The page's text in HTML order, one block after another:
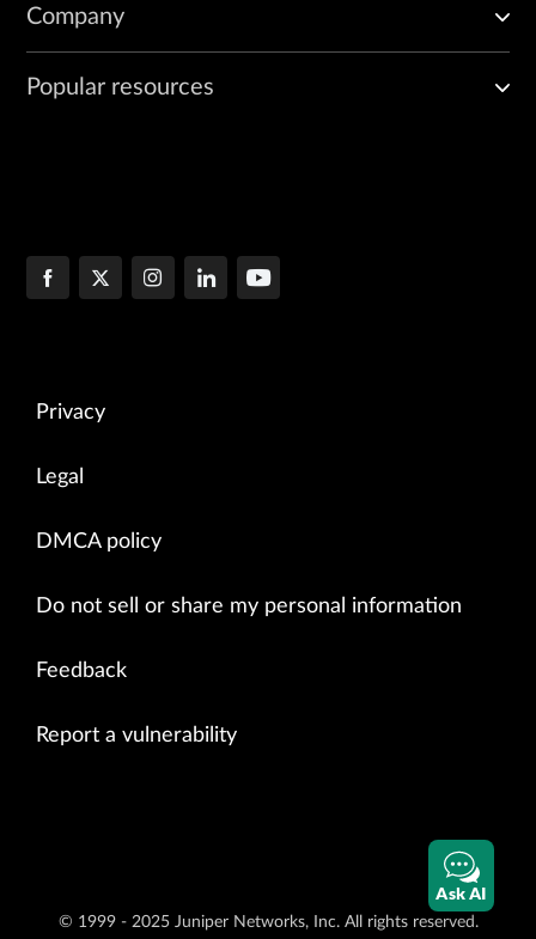
Company
Popular resources
Privacy
Legal
DMCA policy
Do not sell or share my personal information
Feedback
Report a vulnerability
© 1999 - 2025 Juniper Networks, Inc. All rights reserved.
Ask AI